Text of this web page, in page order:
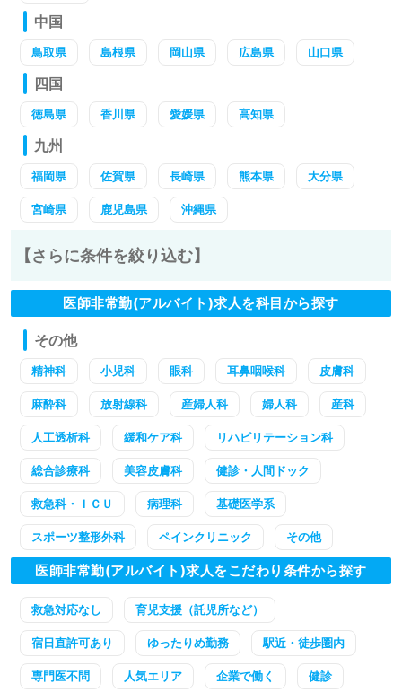
中国
鳥取県 島根県 岡山県 広島県 山口県
四国
徳島県 香川県 愛媛県 高知県
九州
福岡県 佐賀県 長崎県 熊本県 大分県
宮崎県 鹿児島県 沖縄県
【さらに条件を絞り込む】
医師非常勤(アルバイト)求人を科目から探す
その他
精神科 小児科 眼科 耳鼻咽喉科 皮膚科
麻酔科 放射線科 産婦人科 婦人科 産科
人工透析科 緩和ケア科 リハビリテーション科
総合診療科 美容皮膚科 健診・人間ドック
救急科・ＩＣＵ 病理科 基礎医学系
スポーツ整形外科 ペインクリニック その他
医師非常勤(アルバイト)求人をこだわり条件から探す
救急対応なし 育児支援（託児所など）
宿日直許可あり ゆったりめ勤務 駅近・徒歩圏内
専門医不問 人気エリア 企業で働く 健診